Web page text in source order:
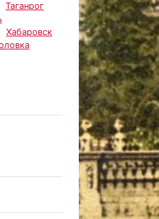
Таганрог
Хабаровск